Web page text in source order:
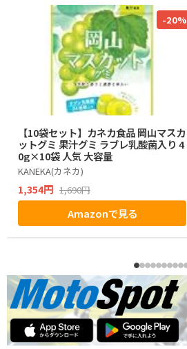
-20%
【10袋セット】カネカ食品 岡山マスカ
ットグミ 果汁グミ ラブレ乳酸菌入り 4
0g×10袋 人気 大容量
KANEKA(カネカ)
1,354円 1,690円
Amazonで見る